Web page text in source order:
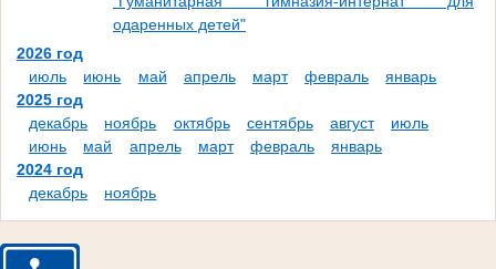
одаренных детей"
2026 год
июль
июнь май апрель март февраль
январь
2025 год
декабрь
ноябрь октябрь сентябрь август
июль
июнь
май апрель март февраль
январь
2024 год
декабрь
ноябрь